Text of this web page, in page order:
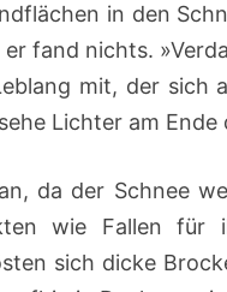
in den
fand nichts.
mit, der sich
Lichter am Ende
da der Schnee
wie Fallen für
sich dicke